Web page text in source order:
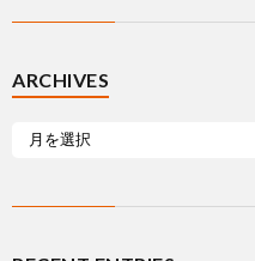
ARCHIVES